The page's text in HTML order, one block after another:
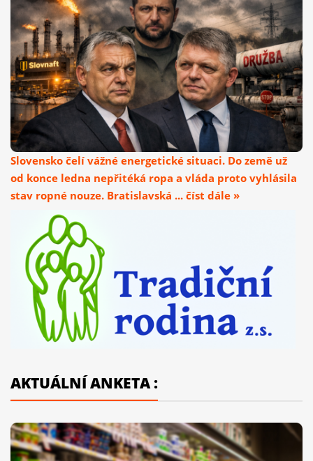
Slovensko čelí vážné energetické situaci. Do země už
od konce ledna nepřitéká ropa a vláda proto vyhlásila
stav ropné nouze. Bratislavská ... číst dále »
AKTUÁLNÍ ANKETA :